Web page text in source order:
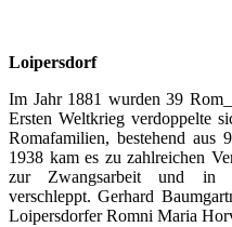
Loipersdorf
Im Jahr 1881 wurden 39
Ersten Weltkrieg verdoppelte
Romafamilien, bestehend aus
1938 kam es zu zahlreichen
zur Zwangsarbeit und in
verschleppt. Gerhard
Loipersdorfer Romni Maria